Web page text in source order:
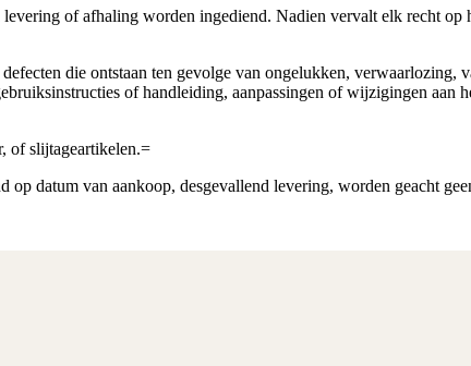
of afhaling worden ingediend. Nadien vervalt elk recht
die ontstaan ten gevolge van ongelukken,
of handleiding, aanpassingen of wijzigingen
of slijtageartikelen.=
op datum van aankoop, desgevallend levering, worden geacht